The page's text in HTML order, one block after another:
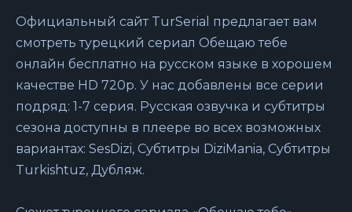
Официальный сайт TurSerial предлагает вам
смотреть турецкий сериал Обещаю тебе
онлайн бесплатно на русском языке в хорошем
качестве HD 720p. У нас добавлены все серии
подряд: 1-7 серия. Русская озвучка и субтитры
сезона доступны в плеере во всех возможных
вариантах: SesDizi, Субтитры DiziMania, Субтитры
Turkishtuz, Дубляж.